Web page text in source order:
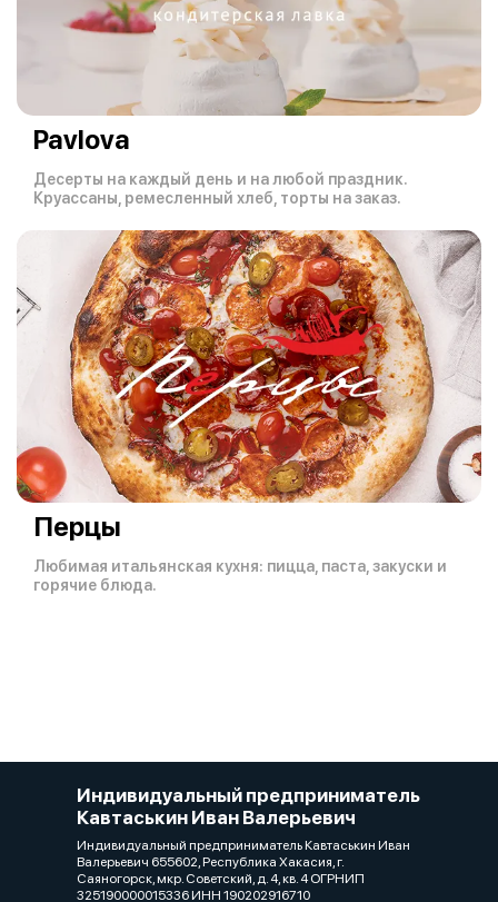
Pavlova
Десерты на каждый день и на любой праздник.
Круассаны, ремесленный хлеб, торты на заказ.
Перцы
Любимая итальянская кухня: пицца, паста, закуски и
горячие блюда.
Индивидуальный предприниматель
Кавтаськин Иван Валерьевич
Индивидуальный предприниматель Кавтаськин Иван
Валерьевич 655602, Республика Хакасия, г.
Саяногорск, мкр. Советский, д. 4, кв. 4 ОГРНИП
325190000015336 ИНН 190202916710